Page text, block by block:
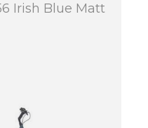
Irish Blue Matt